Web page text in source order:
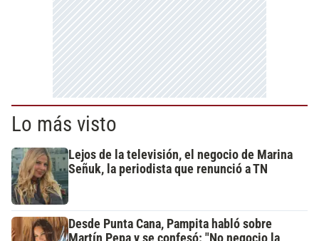
Lo más visto
Lejos de la televisión, el negocio de Marina
Señuk, la periodista que renunció a TN
Desde Punta Cana, Pampita habló sobre
Martín Pepa y se confesó: "No negocio la